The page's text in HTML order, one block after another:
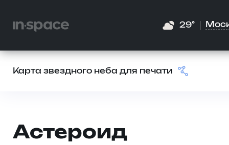
29°
Карта звездного неба для печати
Астероид